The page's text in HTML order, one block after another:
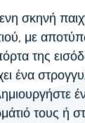
σκηνή
με
της
ένα
τους ή